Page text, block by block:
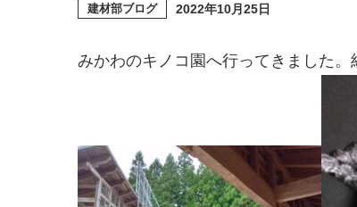
建材部ブログ 2022年10月25日
みかわのキノコ園へ行ってきました。